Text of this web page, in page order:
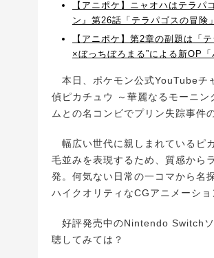
【アニポケ】ニャオハはテラ
ン』第26話「テラパゴスの冒険
【アニポケ】第2章の副題は「
×ぼっちぼろまる”による新OP
本日、ポケモン公式YouTubeチ
偵ピカチュウ ～華麗なるモーニン
ムとの名コンビでプリン失踪事件
幅広い世代に親しまれているピ
毛並みを表現するため、質感から
発。何気ない日常の一コマから名
ハイクオリティなCGアニメーショ
好評発売中のNintendo Switchソ
聴してみては？